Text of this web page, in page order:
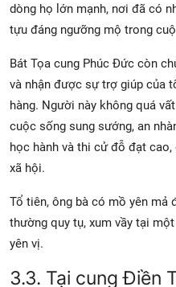
dòng họ lớn mạnh, nơi đã có
tựu đáng ngưỡng mộ trong
Bát Tọa cung Phúc Đức còn
và nhận được sự trợ giúp của
hàng. Người này không quá
cuộc sống sung sướng, an
học hành và thi cử đỗ đạt
xã hội.
Tổ tiên, ông bà có mồ yên mả
thường quy tụ, xum vầy tại
yên vị.
3.3. Tại cung Điền